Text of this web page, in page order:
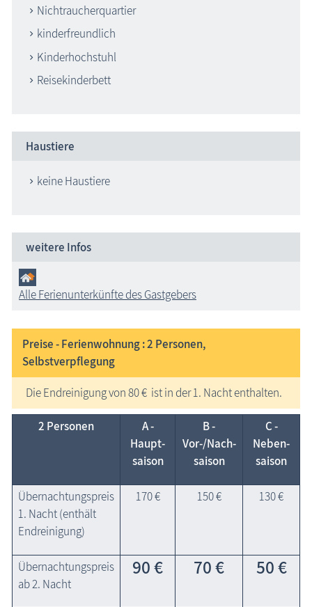
Nichtraucherquartier
kinderfreundlich
Kinderhochstuhl
Reisekinderbett
Haustiere
keine Haustiere
weitere Infos
Alle Ferienunterkünfte des Gastgebers
Preise - Ferienwohnung : 2 Personen,
Selbstverpflegung
Die Endreinigung von 80 € ist in der 1. Nacht enthalten.
2 Personen
A -
Haupt­
saison
B -
Vor-/Nach­
saison
C -
Neben­
saison
Übernachtungspreis
1. Nacht (enthält
Endreinigung)
170 € 150 € 130 €
Übernachtungspreis
ab 2. Nacht
90 € 70 € 50 €